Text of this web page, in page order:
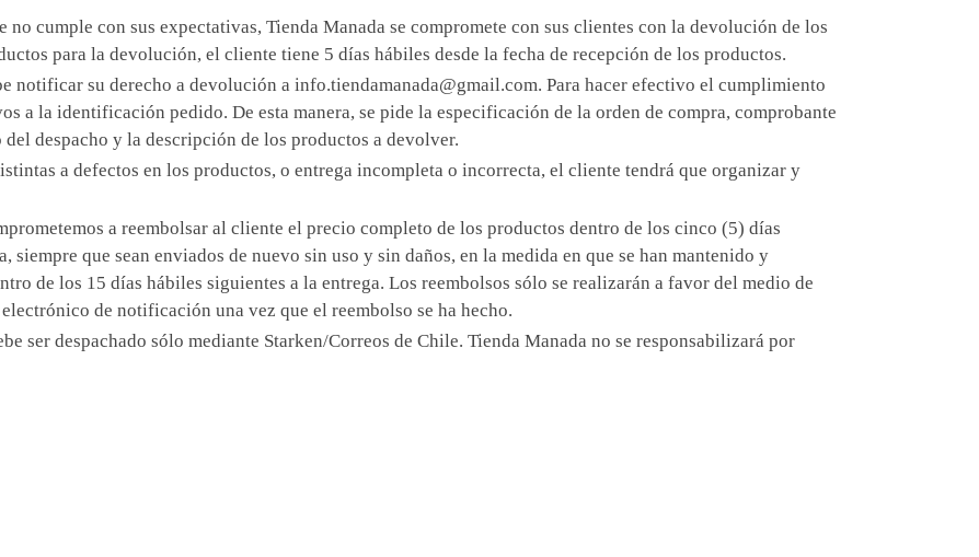
cumple con sus expectativas, Tienda Manada se compromete con sus clientes con la devolución de los
para la devolución, el cliente tiene 5 días hábiles desde la fecha de recepción de los productos.
notificar su derecho a devolución a info.tiendamanada@gmail.com. Para hacer efectivo el cumplimiento
a la identificación pedido. De esta manera, se pide la especificación de la orden de compra, comprobante
despacho y la descripción de los productos a devolver.
a defectos en los productos, o entrega incompleta o incorrecta, el cliente tendrá que organizar y
a reembolsar al cliente el precio completo de los productos dentro de los cinco (5) días
siempre que sean enviados de nuevo sin uso y sin daños, en la medida en que se han mantenido y
de los 15 días hábiles siguientes a la entrega. Los reembolsos sólo se realizarán a favor del medio de
de notificación una vez que el reembolso se ha hecho.
ser despachado sólo mediante Starken/Correos de Chile. Tienda Manada no se responsabilizará por